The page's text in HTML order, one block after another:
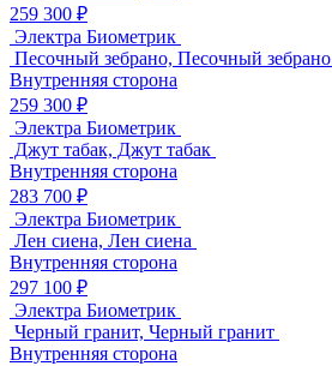
259 300 ₽
Электра Биометрик
Песочный зебрано, Песочный зебрано
Внутренняя сторона
259 300 ₽
Электра Биометрик
Джут табак, Джут табак
Внутренняя сторона
283 700 ₽
Электра Биометрик
Лен сиена, Лен сиена
Внутренняя сторона
297 100 ₽
Электра Биометрик
Черный гранит, Черный гранит
Внутренняя сторона